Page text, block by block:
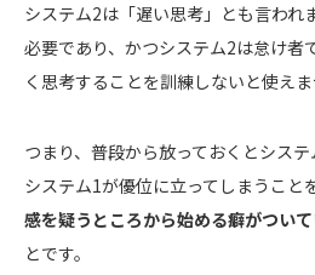
システム2は「遅い思考」とも言われ
必要であり、かつシステム2は怠け者
く思考することを訓練しないと使えま
つまり、普段から放っておくとシステ
システム1が優位に立ってしまうこと
感を疑うところから始める癖がつい
とです。